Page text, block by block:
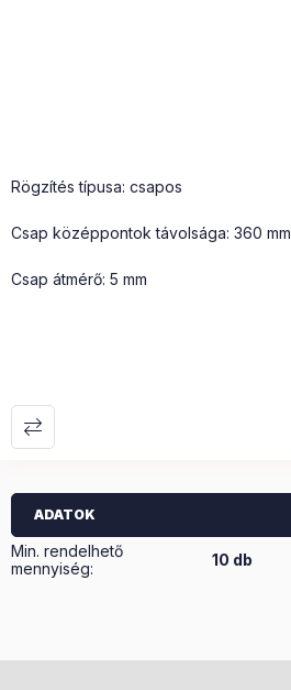
Rögzítés típusa: csapos
Csap középpontok távolsága: 360 mm
Csap átmérő: 5 mm
ADATOK
Min. rendelhető
mennyiség:
10 db